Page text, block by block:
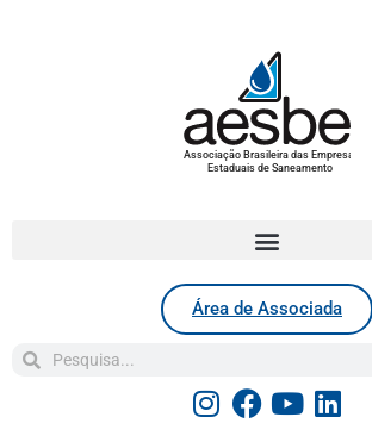
Associação Brasileira das Empresas
Estaduais de Saneamento
Área de Associada